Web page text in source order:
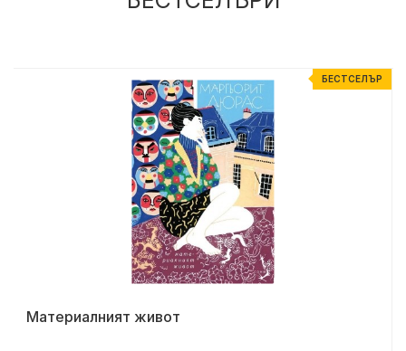
БЕСТСЕЛЪР
Материалният живот